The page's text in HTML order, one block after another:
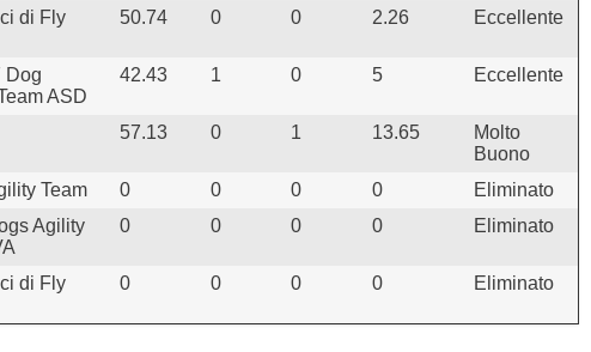
di Fly 50.74 0 0 2.26 Eccellente
Dog
ASD
42.43 1 0 5 Eccellente
57.13 0 1 13.65
Molto
Buono
Team 0 0 0 0
Eliminato
Agility
0 0 0 0 Eliminato
di Fly 0 0 0 0 Eliminato